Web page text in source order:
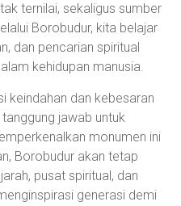
ternilai, sekaligus sumber
Borobudur, kita belajar
dan pencarian spiritual
kehidupan manusia.
keindahan dan kebesaran
jawab untuk
monumen ini
Borobudur akan tetap
pusat spiritual, dan
generasi demi